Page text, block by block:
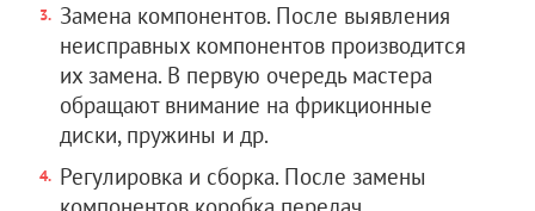
Замена компонентов. После выявления
неисправных компонентов производится
их замена. В первую очередь мастера
обращают внимание на фрикционные
диски, пружины и др.
Регулировка и сборка. После замены